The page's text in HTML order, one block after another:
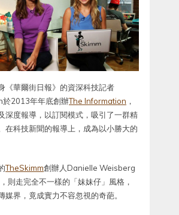
《華爾街日報》的資深科技記者
於2013年年底創辦The Information ，
深度報導，以訂閱模式，吸引了一群精
在科技新聞的報導上，成為以小勝大的
TheSkimm創辦人Danielle Weisberg
則走完全不一樣的「妹妹仔」風格，
媒界，竟成實力不容忽視的奇葩。